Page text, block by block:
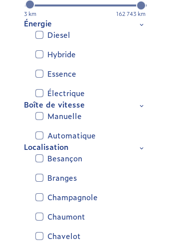
3 km 162 743 km
Énergie
Diesel
Hybride
Essence
Électrique
Boîte de vitesse
Manuelle
Automatique
Localisation
Besançon
Branges
Champagnole
Chaumont
Chavelot